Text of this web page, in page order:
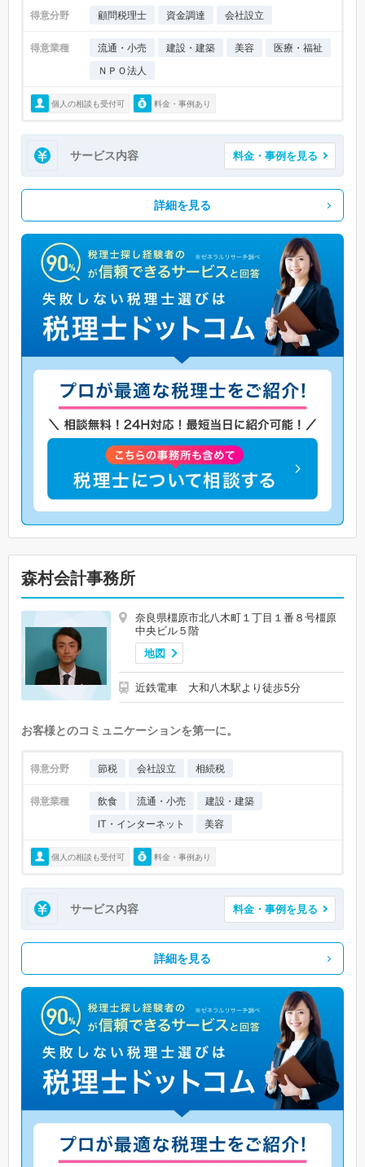
得意分野 顧問税理士 資金調達 会社設立
得意業種 流通・小売 建設・建築 美容
医療・福祉
ＮＰＯ法人
個人の相談も受付可 料金・事例あり
サービス内容 料金・事例を見る
詳細を見る
森村会計事務所
奈良県橿原市北八木町１丁目１番８号橿原
中央ビル５階
地図
近鉄電車 大和八木駅より徒歩5分
お客様とのコミュニケーションを第一に。
得意分野 節税 会社設立 相続税
得意業種 飲食 流通・小売
建設・建築
IT・インターネット
美容
個人の相談も受付可 料金・事例あり
サービス内容 料金・事例を見る
詳細を見る